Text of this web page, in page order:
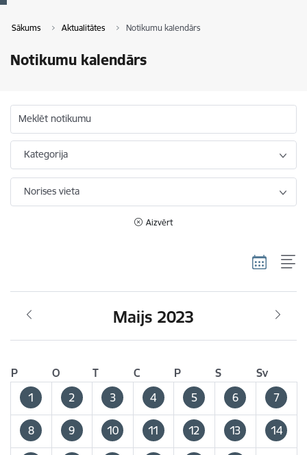
Sākums Aktualitātes Notikumu kalendārs
Notikumu kalendārs
Meklēt notikumu
Kategorija
Norises vieta
Aizvērt
Maijs 2023
P O T C P S
Sv
1
2 3 4 5 6 7
8 9 10 11 12 13 14